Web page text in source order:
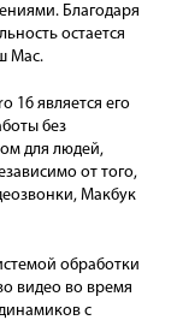
Благодаря
остается
Mac.
16 является его
без
для людей,
от того,
Макбук
обработки
видео во время
с